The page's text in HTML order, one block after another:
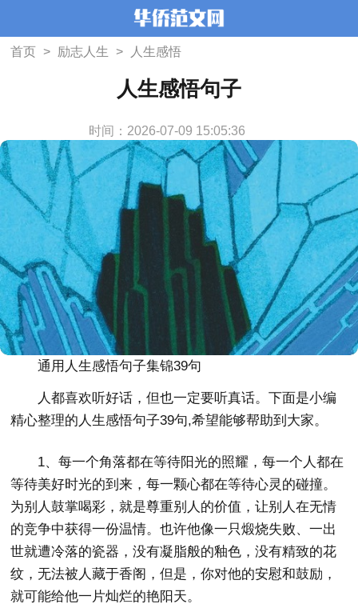
首页 > 励志人生 > 人生感悟
人生感悟句子
时间：2026-07-09 15:05:36
通用人生感悟句子集锦39句
人都喜欢听好话，但也一定要听真话。下面是小编
精心整理的人生感悟句子39句,希望能够帮助到大家。
1、每一个角落都在等待阳光的照耀，每一个人都在
等待美好时光的到来，每一颗心都在等待心灵的碰撞。
为别人鼓掌喝彩，就是尊重别人的价值，让别人在无情
的竞争中获得一份温情。也许他像一只煅烧失败、一出
世就遭冷落的瓷器，没有凝脂般的釉色，没有精致的花
纹，无法被人藏于香阁，但是，你对他的安慰和鼓励，
就可能给他一片灿烂的艳阳天。